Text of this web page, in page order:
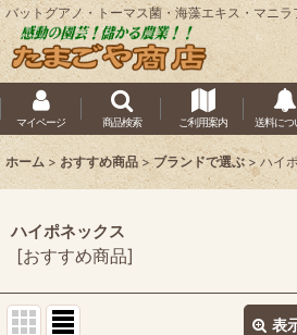
バットグアノ・トーマス菌・海藻エキス・マニ
マイページ 商品検索 ご利用案内 送料につ
ホーム > おすすめ商品 > ブランドで選ぶ > ハイ
ハイポネックス
[おすすめ商品]
表